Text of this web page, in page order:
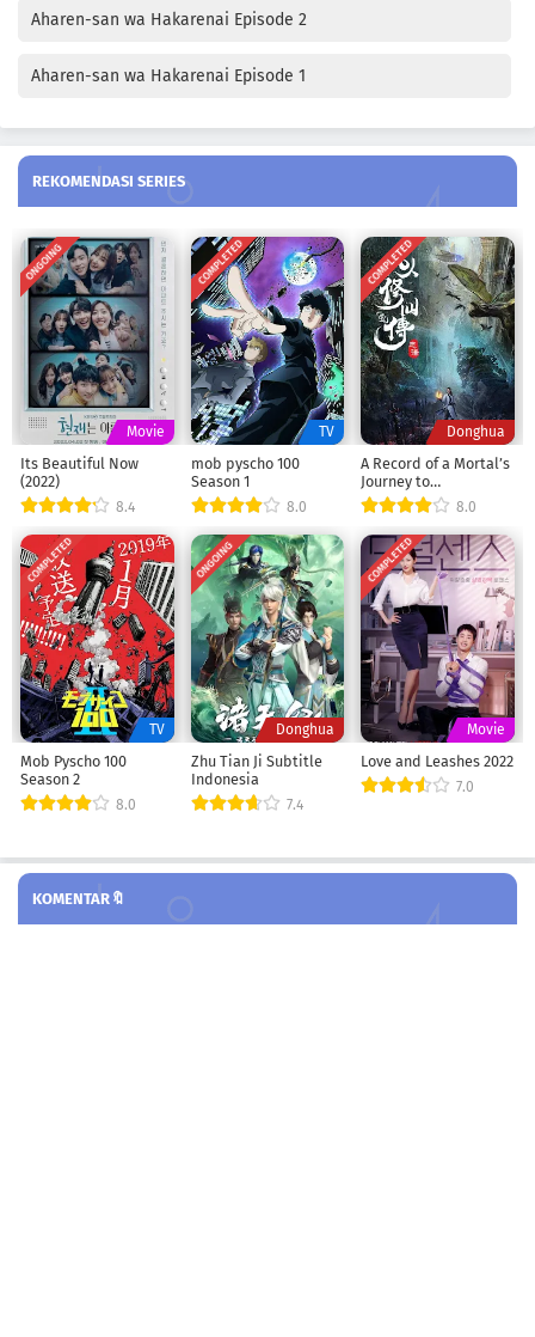
Aharen-san wa Hakarenai Episode 2
Aharen-san wa Hakarenai Episode 1
REKOMENDASI SERIES
ONGOING
Movie
Its Beautiful Now
(2022)
8.4
COMPLETED
TV
mob pyscho 100
Season 1
8.0
COMPLETED
Donghua
A Record of a Mortal’s
Journey to
Immortality Season 1
8.0
COMPLETED
TV
Mob Pyscho 100
Season 2
8.0
ONGOING
Donghua
Zhu Tian Ji Subtitle
Indonesia
7.4
COMPLETED
Movie
Love and Leashes 2022
7.0
KOMENTAR🔖